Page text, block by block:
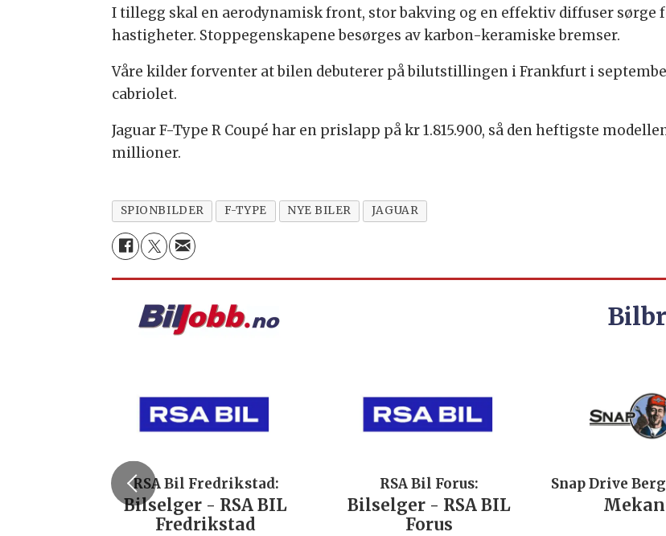
I tillegg skal en aerodynamisk front, stor bakving og en effektiv diffuser
hastigheter. Stoppegenskapene besørges av karbon-keramiske bremser.
Våre kilder forventer at bilen debuterer på bilutstillingen i Frankfurt i
cabriolet.
Jaguar F-Type R Coupé har en prislapp på kr 1.815.900, så den heftigste
millioner.
SPIONBILDER F-TYPE NYE BILER JAGUAR
RSA Bil Fredrikstad:
Bilselger - RSA BIL
Fredrikstad
RSA Bil Forus:
Bilselger - RSA BIL
Forus
Snap Drive